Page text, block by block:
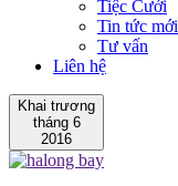
Tiệc Cưới
Tin tức mới
Tư vấn
Liên hệ
Khai trương
tháng 6
2016